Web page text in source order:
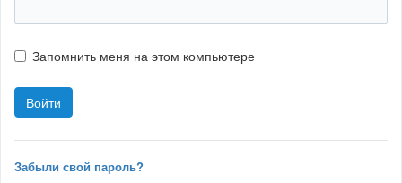
Запомнить меня на этом компьютере
Забыли свой пароль?